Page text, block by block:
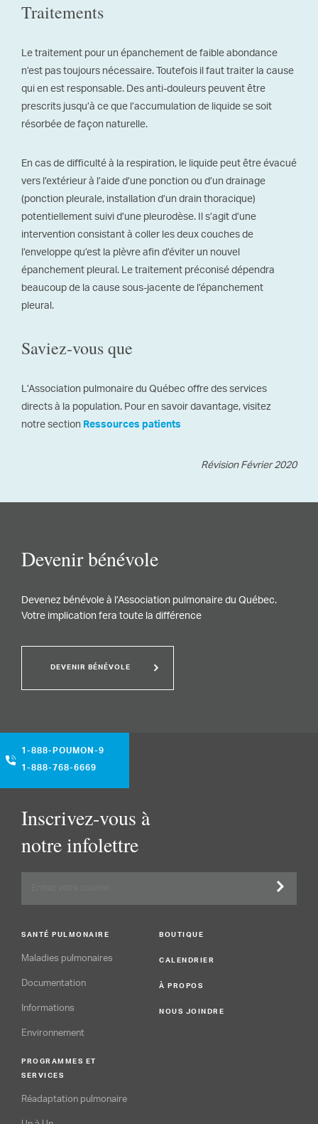
Traitements
Le traitement pour un épanchement de faible abondance
n’est pas toujours nécessaire. Toutefois il faut traiter la cause
qui en est responsable. Des anti-douleurs peuvent être
prescrits jusqu’à ce que l’accumulation de liquide se soit
résorbée de façon naturelle.
En cas de difficulté à la respiration, le liquide peut être évacué
vers l’extérieur à l’aide d’une ponction ou d’un drainage
(ponction pleurale, installation d’un drain thoracique)
potentiellement suivi d’une pleurodèse. Il s’agit d’une
intervention consistant à coller les deux couches de
l’enveloppe qu’est la plèvre afin d’éviter un nouvel
épanchement pleural. Le traitement préconisé dépendra
beaucoup de la cause sous-jacente de l’épanchement
pleural.
Saviez-vous que
L’Association pulmonaire du Québec offre des services
directs à la population. Pour en savoir davantage, visitez
notre sectionRessources patients
Révision Février 2020
Devenir bénévole
Devenez bénévole à l’Association pulmonaire du Québec.
Votre implication fera toute la différence
DEVENIR BÉNÉVOLE
1-888-POUMON-9
1-888-768-6669
Inscrivez-vous à
notre infolettre
SANTÉ PULMONAIRE
Maladies pulmonaires
Documentation
Informations
Environnement
PROGRAMMES ET
SERVICES
Réadaptation pulmonaire
BOUTIQUE
CALENDRIER
À PROPOS
NOUS JOINDRE